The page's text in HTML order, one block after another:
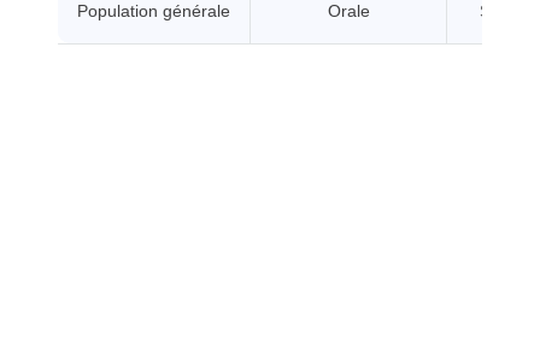
Population générale Orale Sans